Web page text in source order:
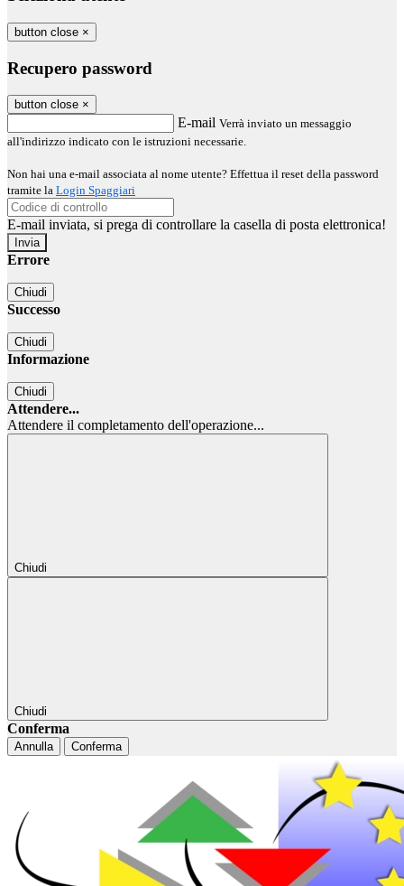
button close ×
Recupero password
button close ×
E-mail Verrà inviato un messaggio
all'indirizzo indicato con le istruzioni necessarie.
Non hai una e-mail associata al nome utente? Effettua il reset della password
tramite la Login Spaggiari
E-mail inviata, si prega di controllare la casella di posta elettronica!
Errore
Chiudi
Successo
Chiudi
Informazione
Chiudi
Attendere...
Attendere il completamento dell'operazione...
Chiudi
Chiudi
Conferma
Annulla Conferma